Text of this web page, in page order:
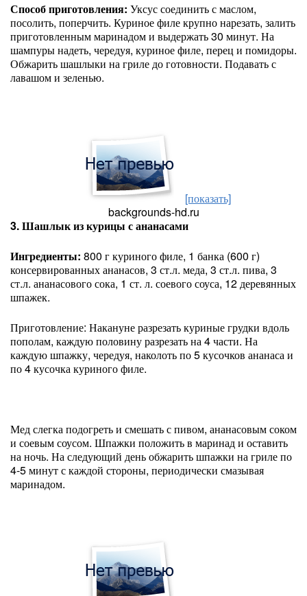
Способ приготовления: Уксус соединить с маслом,
посолить, поперчить. Куриное филе крупно нарезать, залить
приготовленным маринадом и выдержать 30 минут. На
шампуры надеть, чередуя, куриное филе, перец и помидоры.
Обжарить шашлыки на гриле до готовности. Подавать с
лавашом и зеленью.
[показать]
backgrounds-hd.ru
3. Шашлык из курицы с ананасами
Ингредиенты: 800 г куриного филе, 1 банка (600 г)
консервированных ананасов, 3 ст.л. меда, 3 ст.л. пива, 3
ст.л. ананасового сока, 1 ст. л. соевого соуса, 12 деревянных
шпажек.
Приготовление: Накануне разрезать куриные грудки вдоль
пополам, каждую половину разрезать на 4 части. На
каждую шпажку, чередуя, наколоть по 5 кусочков ананаса и
по 4 кусочка куриного филе.
Мед слегка подогреть и смешать с пивом, ананасовым соком
и соевым соусом. Шпажки положить в маринад и оставить
на ночь. На следующий день обжарить шпажки на гриле по
4-5 минут с каждой стороны, периодически смазывая
маринадом.